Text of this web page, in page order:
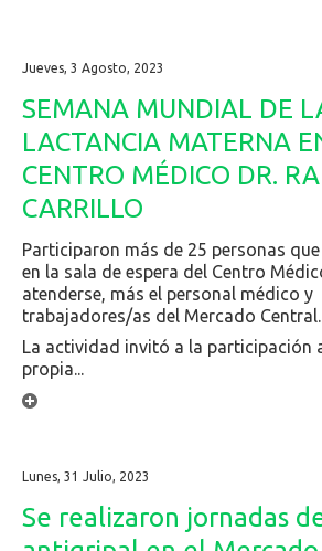
Jueves, 3 Agosto, 2023
SEMANA MUNDIAL DE
LACTANCIA MATERNA
CENTRO MÉDICO DR.
CARRILLO
Participaron más de 25 personas
en la sala de espera del Centro
atenderse, más el personal médico y
trabajadores/as del Mercado Central.
La actividad invitó a la participación
propia...
Lunes, 31 Julio, 2023
Se realizaron jornadas